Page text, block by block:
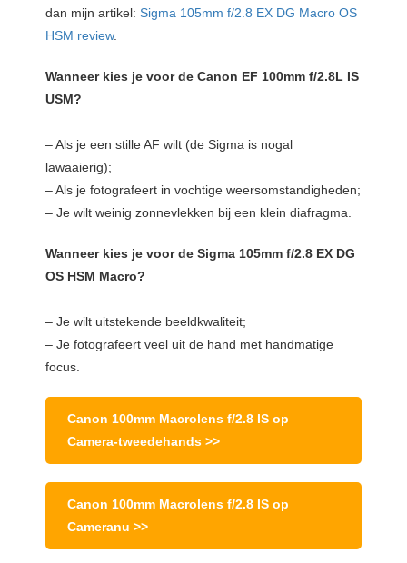
dan mijn artikel: Sigma 105mm f/2.8 EX DG Macro OS
HSM review.
Wanneer kies je voor de Canon EF 100mm f/2.8L IS
USM?
– Als je een stille AF wilt (de Sigma is nogal
lawaaierig);
– Als je fotografeert in vochtige weersomstandigheden;
– Je wilt weinig zonnevlekken bij een klein diafragma.
Wanneer kies je voor de Sigma 105mm f/2.8 EX DG
OS HSM Macro?
– Je wilt uitstekende beeldkwaliteit;
– Je fotografeert veel uit de hand met handmatige
focus.
Canon 100mm Macrolens f/2.8 IS op
Camera-tweedehands >>
Canon 100mm Macrolens f/2.8 IS op
Cameranu >>